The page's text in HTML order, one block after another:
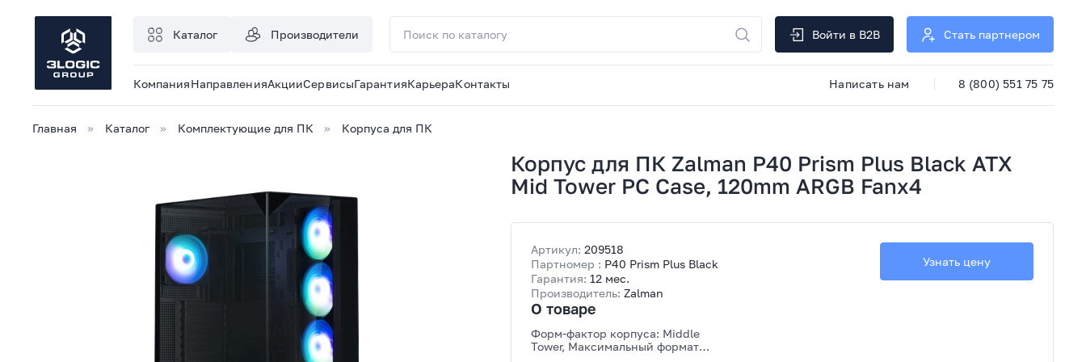
Каталог Производители Войти в B2B Стать партнером
КомпанияНаправленияАкцииСервисыГарантияКарьераКонтакты Написать нам 8 (800) 551 75 75
Главная Каталог Комплектующие для ПК Корпуса для ПК
Корпус для ПК Zalman P40 Prism Plus Black ATX
Mid Tower PC Case, 120mm ARGB Fanx4
Артикул: 209518
Партномер : P40 Prism Plus Black
Гарантия: 12 мес.
Производитель: Zalman
О товаре
Форм-фактор корпуса: Middle
Tower, Максимальный формат
Узнать цену